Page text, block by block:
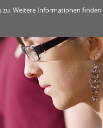
Weitere Informationen finden